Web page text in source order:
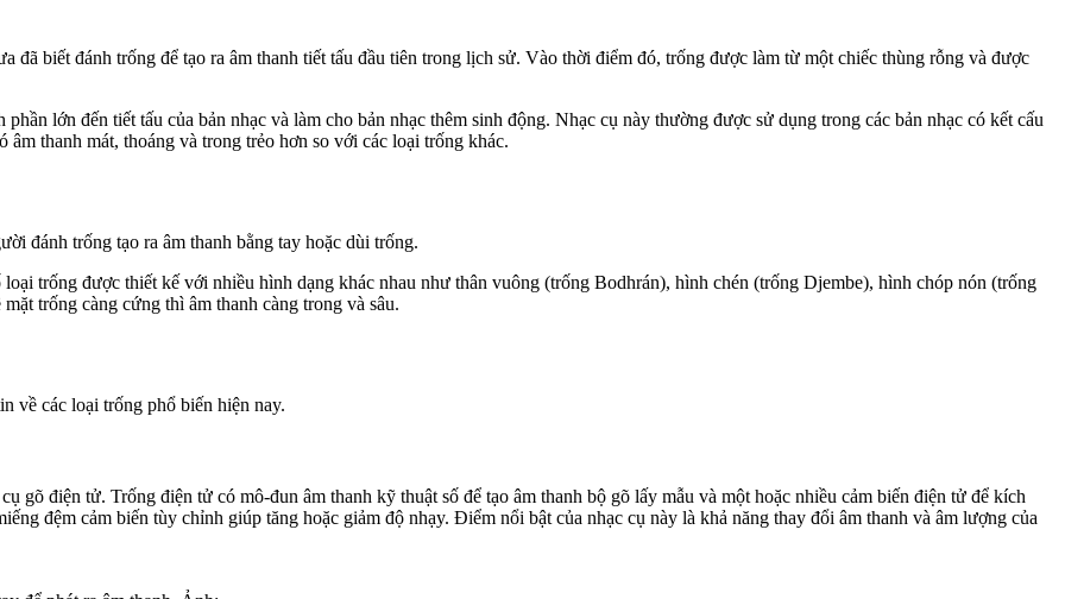
biết đánh trống để tạo ra âm thanh tiết tấu đầu tiên trong lịch sử. Vào thời điểm đó, trống được làm từ một chiếc thùng rỗng và được
lớn đến tiết tấu của bản nhạc và làm cho bản nhạc thêm sinh động. Nhạc cụ này thường được sử dụng trong các bản nhạc có kết cấu
thanh mát, thoáng và trong trẻo hơn so với các loại trống khác.
đánh trống tạo ra âm thanh bằng tay hoặc dùi trống.
trống được thiết kế với nhiều hình dạng khác nhau như thân vuông (trống Bodhrán), hình chén (trống Djembe), hình chóp nón (trống
trống càng cứng thì âm thanh càng trong và sâu.
về các loại trống phổ biến hiện nay.
gõ điện tử. Trống điện tử có mô-đun âm thanh kỹ thuật số để tạo âm thanh bộ gõ lấy mẫu và một hoặc nhiều cảm biến điện tử để kích
đệm cảm biến tùy chỉnh giúp tăng hoặc giảm độ nhạy. Điểm nổi bật của nhạc cụ này là khả năng thay đổi âm thanh và âm lượng của